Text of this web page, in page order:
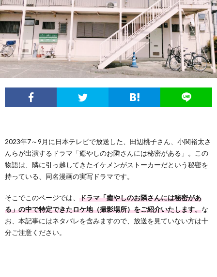
2023年7～9月に日本テレビで放送した、田辺桃子さん、小関裕太さ
んらが出演するドラマ「癒やしのお隣さんには秘密がある」。この
物語は、隣に引っ越してきたイケメンがストーカーだという秘密を
持っている、同名漫画の実写ドラマです。
そこでこのページでは、 ドラマ「癒やしのお隣さんには秘密があ
る」の中で特定できたロケ地（撮影場所）をご紹介いたします。な
お、本記事にはネタバレを含みますので、放送を見ていない方は十
分ご注意ください。